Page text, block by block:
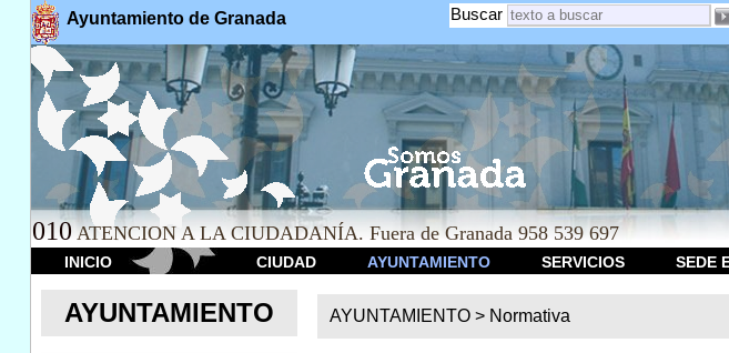
Ayuntamiento de Granada Buscar
010 ATENCION A LA CIUDADANÍA. Fuera de Granada 958 539 697
INICIO CIUDAD AYUNTAMIENTO SERVICIOS SEDE
AYUNTAMIENTO AYUNTAMIENTO > Normativa